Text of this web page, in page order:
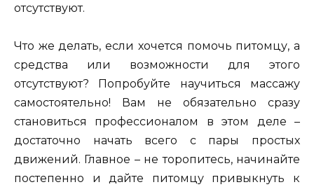
отсутствуют.
Что же делать, если хочется помочь питомцу, а
средства или возможности для этого
отсутствуют? Попробуйте научиться массажу
самостоятельно! Вам не обязательно сразу
становиться профессионалом в этом деле –
достаточно начать всего с пары простых
движений. Главное – не торопитесь, начинайте
постепенно и дайте питомцу привыкнуть к